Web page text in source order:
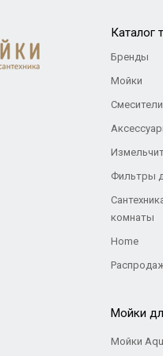
Каталог
Бренды
Мойки
Фильтры
комнаты
Home
Мойки
Мойки